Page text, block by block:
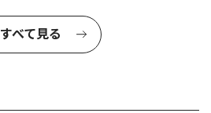
すべて見る